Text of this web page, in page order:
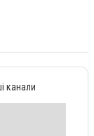
канали